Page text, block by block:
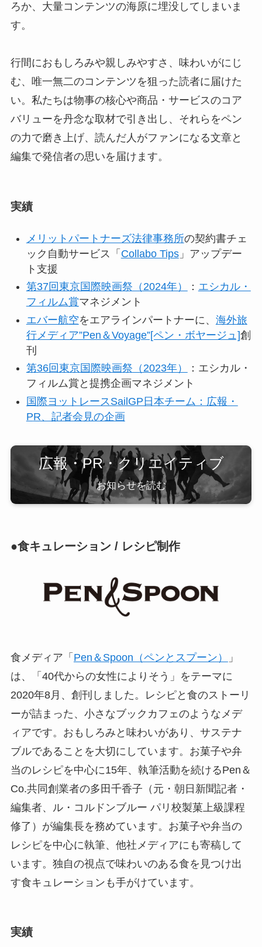
ろか、大量コンテンツの海原に埋没してしまいま
す。
行間におもしろみや親しみやすさ、味わいがにじ
む、唯一無二のコンテンツを狙った読者に届けた
い。私たちは物事の核心や商品・サービスのコア
バリューを丹念な取材で引き出し、それらをペン
の力で磨き上げ、読んだ人がファンになる文章と
編集で発信者の思いを届けます。
実績
メリットパートナーズ法律事務所の契約書チェ
ック自動サービス「 Collabo Tips」アップデー
ト支援
第37回東京国際映画祭（2024年）
： エシカル・
フィルム賞マネジメント
エバー航空をエアラインパートナーに、 海外旅
行メディア”Pen＆Voyage”[ペン・ボヤージュ]創
刊
第36回東京国際映画祭（2023年）
：エシカル・
フィルム賞と提携企画マネジメント
国際ヨットレースSailGP日本チーム：広報・
PR、記者会見の企画
広報・PR・クリエイティブ
お知らせを読む
●食キュレーション / レシピ制作
食メディア「 Pen＆Spoon（ペンとスプーン）
」
は、「40代からの女性によりそう」をテーマに
2020年8月、創刊しました。レシピと食のストーリ
ーが詰まった、小さなブックカフェのようなメデ
ィアです。おもしろみと味わいがあり、サステナ
ブルであることを大切にしています。お菓子や弁
当のレシピを中心に15年、執筆活動を続けるPen＆
Co.共同創業者の多田千香子（元・朝日新聞記者・
編集者、ル・コルドンブルー パリ校製菓上級課程
修了）が編集長を務めています。お菓子や弁当の
レシピを中心に執筆、他社メディアにも寄稿して
います。独自の視点で味わいのある食を見つけ出
す食キュレーションも手がけています。
実績